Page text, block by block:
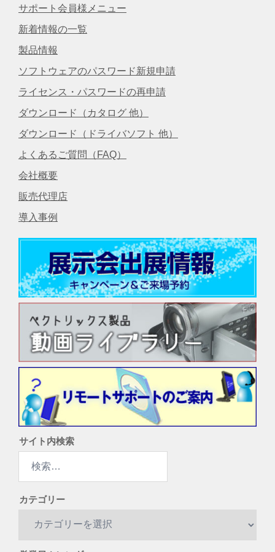
サポート会員様メニュー
新着情報の一覧
製品情報
ソフトウェアのパスワード新規申請
ライセンス・パスワードの再申請
ダウンロード（カタログ 他）
ダウンロード（ドライバソフト 他）
よくあるご質問（FAQ）
会社概要
販売代理店
導入事例
サイト内検索
カテゴリー